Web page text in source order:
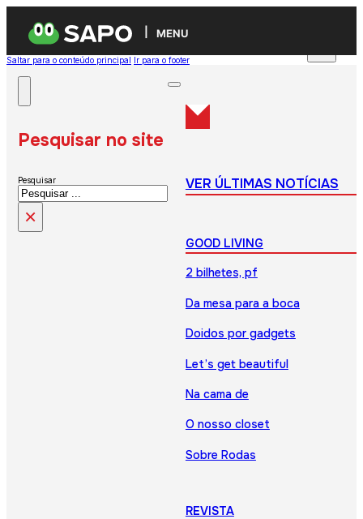
MENU
Saltar para o conteúdo principal Ir para o footer
Pesquisar no site
Pesquisar
×
VER ÚLTIMAS NOTÍCIAS
GOOD LIVING
2 bilhetes, pf
Da mesa para a boca
Doidos por gadgets
Let’s get beautiful
Na cama de
O nosso closet
Sobre Rodas
REVISTA